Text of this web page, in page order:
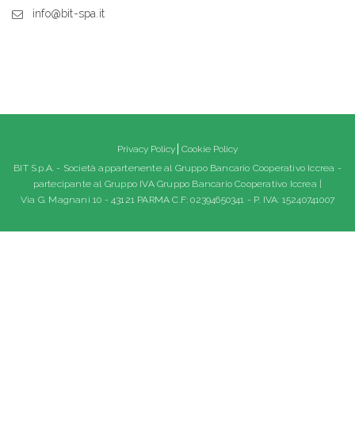
info@bit-spa.it
Privacy Policy Cookie Policy
BIT S.p.A. - Società appartenente al Gruppo Bancario Cooperativo Iccrea -
partecipante al Gruppo IVA Gruppo Bancario Cooperativo Iccrea |
Via G. Magnani 10 - 43121 PARMA C.F: 02394650341 - P. IVA: 15240741007